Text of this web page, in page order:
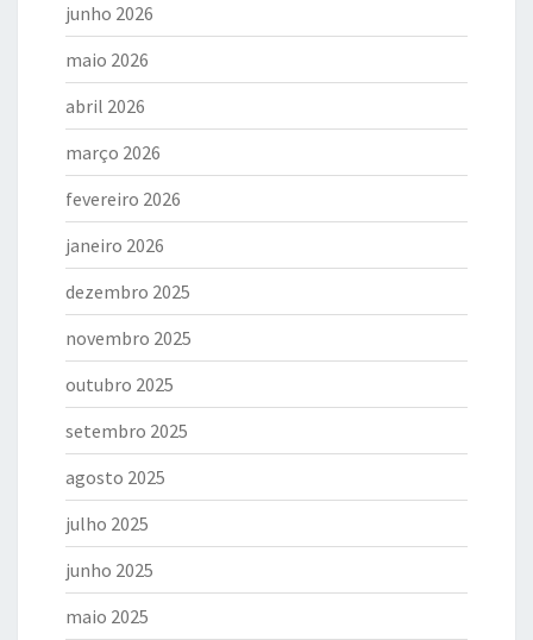
junho 2026
maio 2026
abril 2026
março 2026
fevereiro 2026
janeiro 2026
dezembro 2025
novembro 2025
outubro 2025
setembro 2025
agosto 2025
julho 2025
junho 2025
maio 2025